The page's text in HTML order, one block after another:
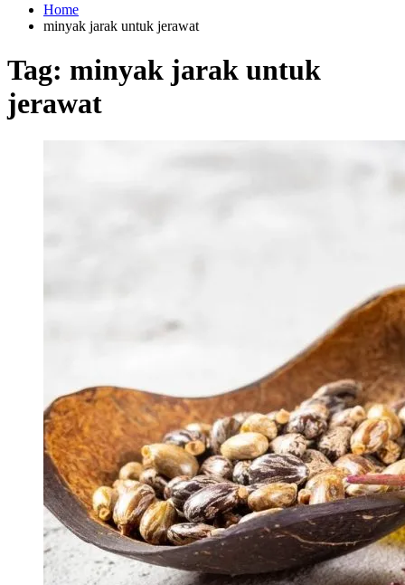
Home
minyak jarak untuk jerawat
Tag: minyak jarak untuk
jerawat